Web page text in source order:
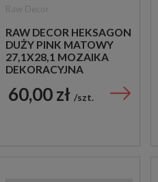
RAW DECOR HEKSAGON
DUŻY PINK MATOWY
27,1X28,1 MOZAIKA
DEKORACYJNA
60,00 zł szt.